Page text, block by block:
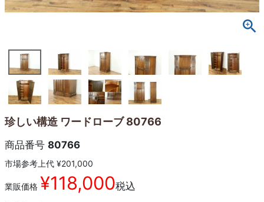
珍しい構造 ワードローブ 80766
商品番号 80766
市場参考上代 ¥201,000
業販価格 ¥118,000税込